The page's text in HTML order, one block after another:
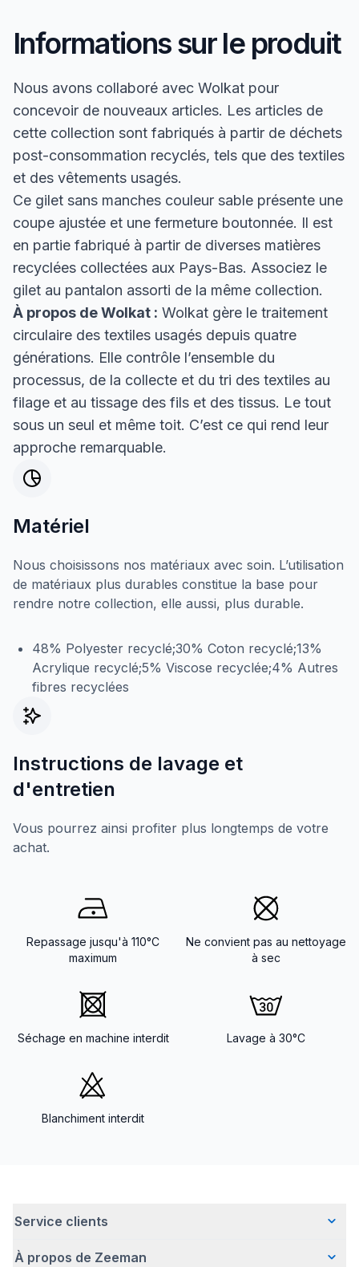
Informations sur le produit
Nous avons collaboré avec Wolkat pour
concevoir de nouveaux articles. Les articles de
cette collection sont fabriqués à partir de déchets
post-consommation recyclés, tels que des textiles
et des vêtements usagés.
Ce gilet sans manches couleur sable présente une
coupe ajustée et une fermeture boutonnée. Il est
en partie fabriqué à partir de diverses matières
recyclées collectées aux Pays-Bas. Associez le
gilet au pantalon assorti de la même collection.
À propos de Wolkat : Wolkat gère le traitement
circulaire des textiles usagés depuis quatre
générations. Elle contrôle l’ensemble du
processus, de la collecte et du tri des textiles au
filage et au tissage des fils et des tissus. Le tout
sous un seul et même toit. C’est ce qui rend leur
approche remarquable.
Matériel
Nous choisissons nos matériaux avec soin. L’utilisation
de matériaux plus durables constitue la base pour
rendre notre collection, elle aussi, plus durable.
48% Polyester recyclé;30% Coton recyclé;13%
Acrylique recyclé;5% Viscose recyclée;4% Autres
fibres recyclées
Instructions de lavage et
d'entretien
Vous pourrez ainsi profiter plus longtemps de votre
achat.
Repassage jusqu'à 110°C
maximum
Ne convient pas au nettoyage
à sec
Séchage en machine interdit Lavage à 30°C
Blanchiment interdit
Service clients
Questions fréquentes
À propos de Zeeman